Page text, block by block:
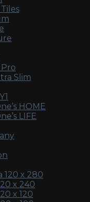
Slim
HOME
LIFE
120 x 280
x 240
x 120